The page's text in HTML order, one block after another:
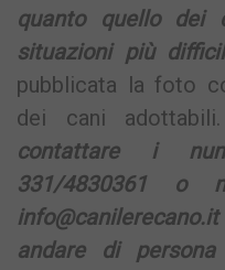
quanto quello dei
situazioni più
pubblicata la foto
dei cani
contattare i
331/4830361 o
info@canilerecano.it
andare di